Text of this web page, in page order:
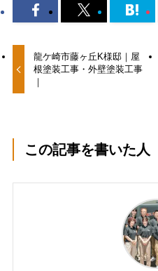
龍ケ崎市藤ヶ丘K様邸｜屋
根塗装工事・外壁塗装工事
｜
この記事を書いた人